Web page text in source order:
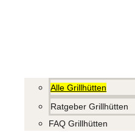
Alle Grillhütten
Ratgeber Grillhütten
FAQ Grillhütten